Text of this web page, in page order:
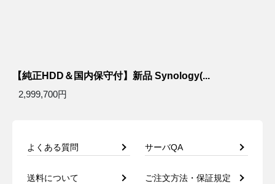
【純正HDD＆国内保守付】新品 Synology(...
2,999,700円
よくある質問 サーバQA
送料について ご注文方法・保証規定